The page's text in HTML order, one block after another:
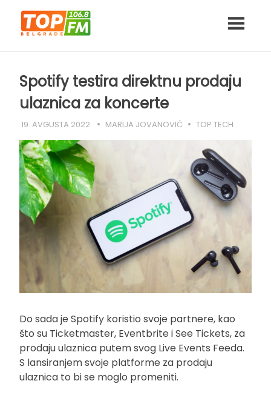
content
Spotify testira direktnu prodaju
ulaznica za koncerte
19. AVGUSTA 2022. MARIJA JOVANOVIĆ TOP TECH
Do sada je Spotify koristio svoje partnere, kao
što su Ticketmaster, Eventbrite i See Tickets, za
prodaju ulaznica putem svog Live Events Feeda.
S lansiranjem svoje platforme za prodaju
ulaznica to bi se moglo promeniti.